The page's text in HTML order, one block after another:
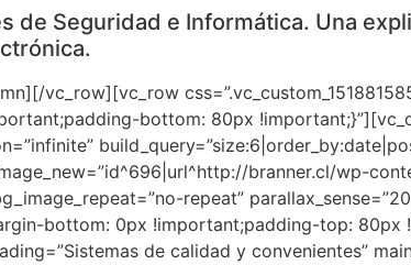
de Seguridad e Informática. Una
vc_row][vc_row
bottom: 80px
branner.cl/wp-
repeat”
bottom: 0px !important;padding-top:
de calidad y convenientes”